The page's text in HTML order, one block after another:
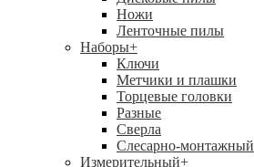
Ножи
Ленточные пилы
Наборы+
Ключи
Метчики и плашки
Торцевые головки
Разные
Сверла
Слесарно-монтажный
Измерительный+